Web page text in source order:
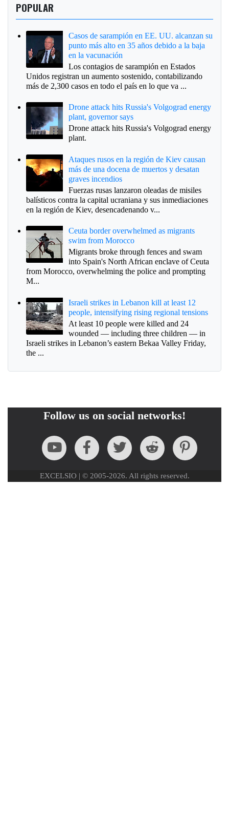
POPULAR
Casos de sarampión en EE. UU. alcanzan su
punto más alto en 35 años debido a la baja
en la vacunación
Los contagios de sarampión en Estados
Unidos registran un aumento sostenido, contabilizando
más de 2,300 casos en todo el país en lo que va ...
Drone attack hits Russia's Volgograd energy
plant, governor says
Drone attack hits Russia's Volgograd energy
plant.
Ataques rusos en la región de Kiev causan
más de una docena de muertos y desatan
graves incendios
Fuerzas rusas lanzaron oleadas de misiles
balísticos contra la capital ucraniana y sus inmediaciones
en la región de Kiev, desencadenando v...
Ceuta border overwhelmed as migrants
swim from Morocco
Migrants broke through fences and swam
into Spain's North African enclave of Ceuta
from Morocco, overwhelming the police and prompting
M...
Israeli strikes in Lebanon kill at least 12
people, intensifying rising regional tensions
At least 10 people were killed and 24
wounded — including three children — in
Israeli strikes in Lebanon’s eastern Bekaa Valley Friday,
the ...
Follow us on social networks!
EXCELSIO | © 2005-2026. All rights reserved.